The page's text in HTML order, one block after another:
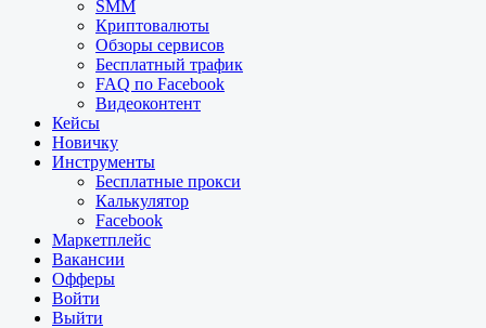
SMM
Криптовалюты
Обзоры сервисов
Бесплатный трафик
FAQ по Facebook
Видеоконтент
Кейсы
Новичку
Инструменты
Бесплатные прокси
Калькулятор
Facebook
Маркетплейс
Вакансии
Офферы
Войти
Выйти